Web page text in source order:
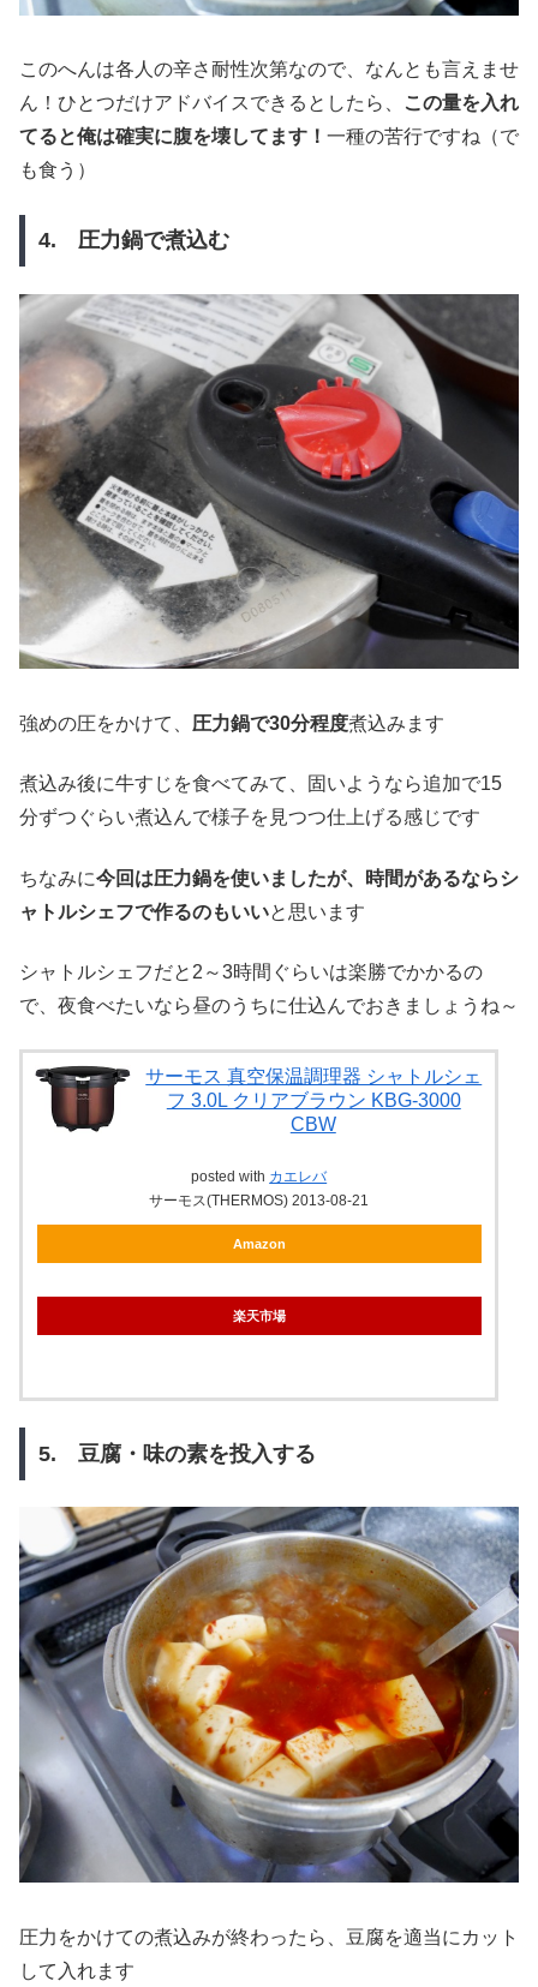
このへんは各人の辛さ耐性次第なので、なんとも言えませ
ん！ひとつだけアドバイスできるとしたら、
この量を入れ
てると俺は確実に腹を壊してます！ 一種の苦行ですね（で
も食う）
4. 圧力鍋で煮込む
強めの圧をかけて、 圧力鍋で30分程度煮込みます
煮込み後に牛すじを食べてみて、固いようなら追加で15
分ずつぐらい煮込んで様子を見つつ仕上げる感じです
ちなみに今回は圧力鍋を使いましたが、時間があるならシ
ャトルシェフで作るのもいいと思います
シャトルシェフだと2～3時間ぐらいは楽勝でかかるの
で、夜食べたいなら昼のうちに仕込んでおきましょうね～
サーモス 真空保温調理器 シャトルシェ
フ 3.0L クリアブラウン KBG-3000
CBW
posted with カエレバ
サーモス(THERMOS) 2013-08-21
Amazon
楽天市場
5. 豆腐・味の素を投入する
圧力をかけての煮込みが終わったら、豆腐を適当にカット
して入れます